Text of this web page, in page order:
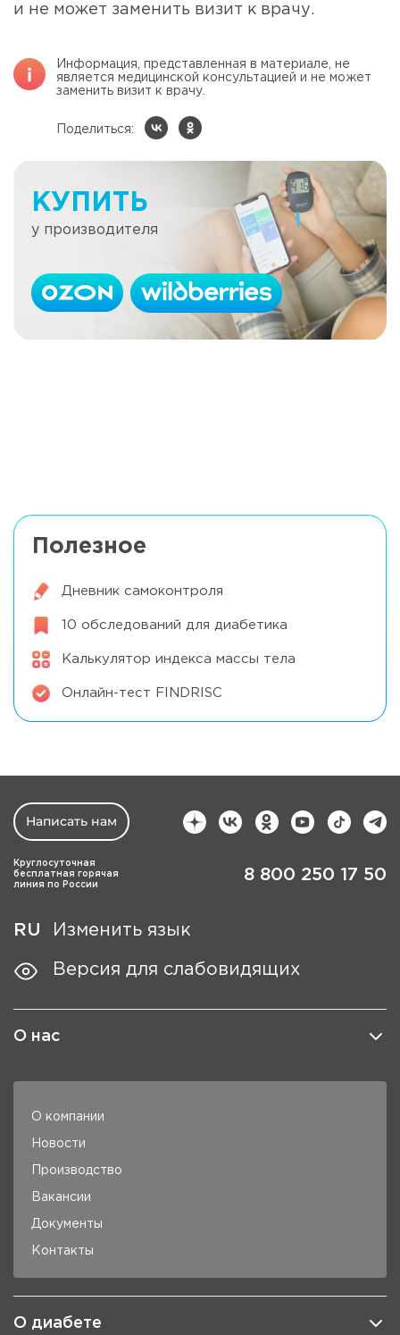
и не может заменить визит к врачу.
Информация, представленная в материале, не
является медицинской консультацией и не может
заменить визит к врачу.
Поделиться:
КУПИТЬ
у производителя
Полезное
Дневник самоконтроля
10 обследований для диабетика
Калькулятор индекса массы тела
Онлайн-тест FINDRISC
Написать нам
Круглосуточная
бесплатная горячая
линия по России
8 800 250 17 50
RU Изменить язык
Версия для слабовидящих
О нас
О компании
Новости
Производство
Вакансии
Документы
Контакты
О диабете